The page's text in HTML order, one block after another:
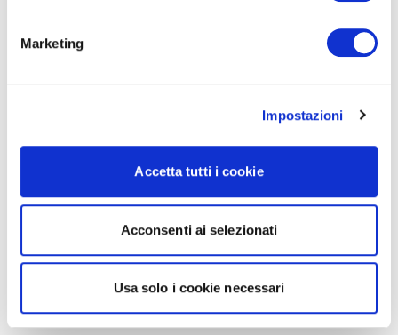
Marketing
Impostazioni
Accetta tutti i cookie
Acconsenti ai selezionati
Usa solo i cookie necessari